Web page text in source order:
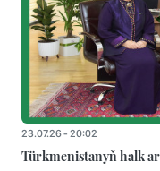
23.07.26 - 20:02
Türkmenistanyň halk